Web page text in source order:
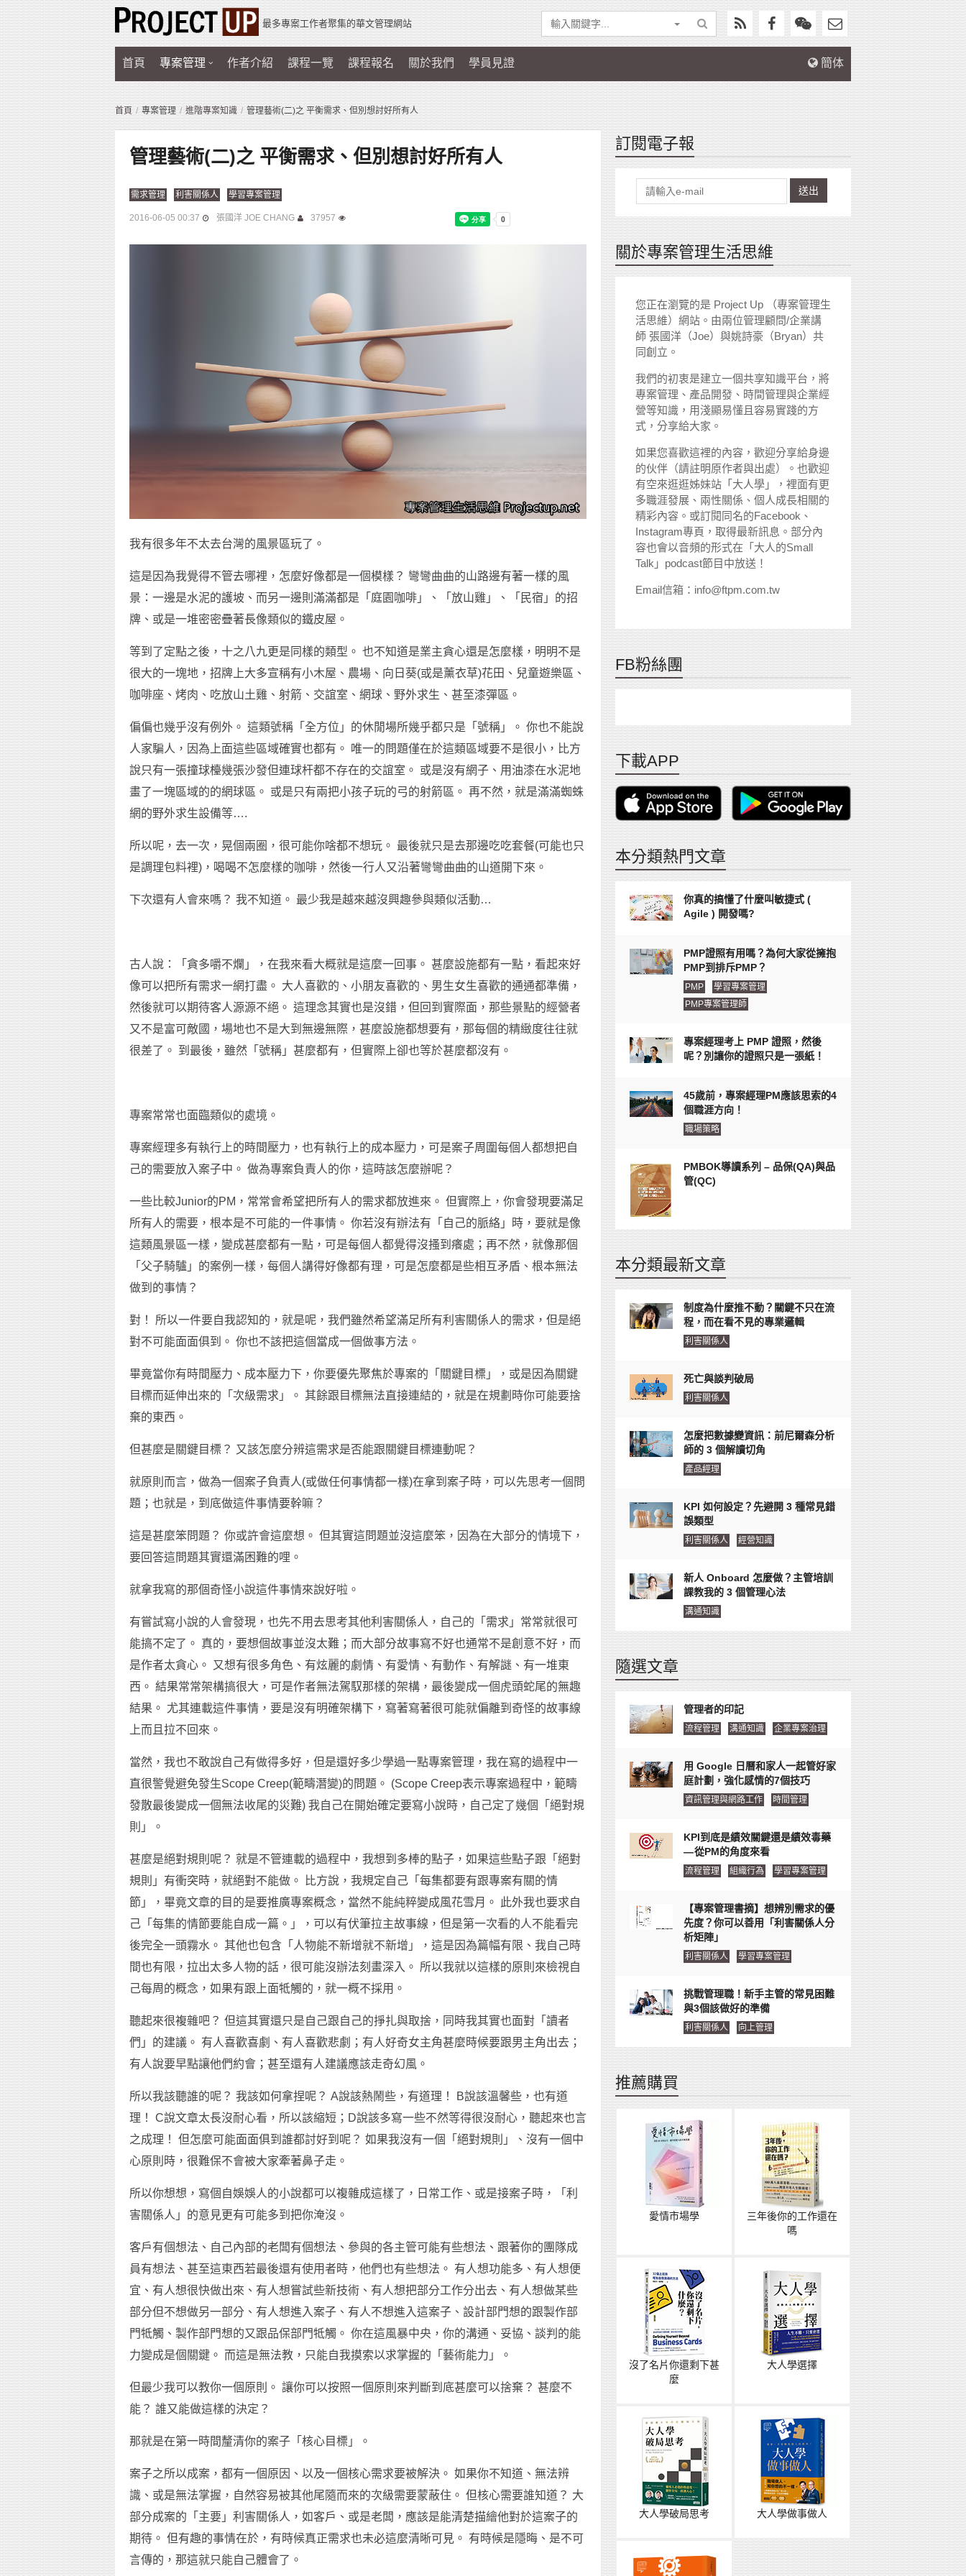
最多專案工作者聚集的華文管理網站
首頁 專案管理 作者介紹 課程一覽 課程報名 關於我們 學員見證 簡体
首頁 專案管理 進階專案知識 管理藝術(二)之 平衡需求、但別想討好所有人
管理藝術(二)之 平衡需求、但別想討好所有人
需求管理 利害關係人 學習專案管理
2016-06-05 00:37 張國洋 JOE CHANG 37957
我有很多年不太去台灣的風景區玩了。
這是因為我覺得不管去哪裡，怎麼好像都是一個模樣？ 彎彎曲曲的山路邊有著一樣的風
景：一邊是水泥的護坡、而另一邊則滿滿都是「庭園咖啡」、「放山雞」、「民宿」的招
牌、或是一堆密密疊著長像類似的鐵皮屋。
等到了定點之後，十之八九更是同樣的類型。 也不知道是業主貪心還是怎麼樣，明明不是
很大的一塊地，招牌上大多宣稱有小木屋、農場、向日葵(或是薰衣草)花田、兒童遊樂區、
咖啡座、烤肉、吃放山土雞、射箭、交誼室、網球、野外求生、甚至漆彈區。
偏偏也幾乎沒有例外。 這類號稱「全方位」的休閒場所幾乎都只是「號稱」。 你也不能說
人家騙人，因為上面這些區域確實也都有。 唯一的問題僅在於這類區域要不是很小，比方
說只有一張撞球檯幾張沙發但連球杆都不存在的交誼室。 或是沒有網子、用油漆在水泥地
畫了一塊區域的的網球區。 或是只有兩把小孩子玩的弓的射箭區。 再不然，就是滿滿蜘蛛
網的野外求生設備等….
所以呢，去一次，晃個兩圈，很可能你啥都不想玩。 最後就只是去那邊吃吃套餐(可能也只
是調理包料裡)，喝喝不怎麼樣的咖啡，然後一行人又沿著彎彎曲曲的山道開下來。
下次還有人會來嗎？ 我不知道。 最少我是越來越沒興趣參與類似活動…
古人說：「貪多嚼不爛」，在我來看大概就是這麼一回事。 甚麼設施都有一點，看起來好
像可以把所有需求一網打盡。 大人喜歡的、小朋友喜歡的、男生女生喜歡的通通都準備，
然後就可以期待客人源源不絕。 這理念其實也是沒錯，但回到實際面，那些景點的經營者
又不是富可敵國，場地也不是大到無邊無際，甚麼設施都想要有，那每個的精緻度往往就
很差了。 到最後，雖然「號稱」甚麼都有，但實際上卻也等於甚麼都沒有。
專案常常也面臨類似的處境。
專案經理多有執行上的時間壓力，也有執行上的成本壓力，可是案子周圍每個人都想把自
己的需要放入案子中。 做為專案負責人的你，這時該怎麼辦呢？
一些比較Junior的PM，常常會希望把所有人的需求都放進來。 但實際上，你會發現要滿足
所有人的需要，根本是不可能的一件事情。 你若沒有辦法有「自己的脈絡」時，要就是像
這類風景區一樣，變成甚麼都有一點，可是每個人都覺得沒搔到癢處；再不然，就像那個
「父子騎驢」的案例一樣，每個人講得好像都有理，可是怎麼都是些相互矛盾、根本無法
做到的事情？
對！ 所以一件要自我認知的，就是呢，我們雖然希望滿足所有利害關係人的需求，但是絕
對不可能面面俱到。 你也不該把這個當成一個做事方法。
畢竟當你有時間壓力、成本壓力下，你要優先聚焦於專案的「關鍵目標」，或是因為關鍵
目標而延伸出來的「次級需求」。 其餘跟目標無法直接連結的，就是在規劃時你可能要捨
棄的東西。
但甚麼是關鍵目標？ 又該怎麼分辨這需求是否能跟關鍵目標連動呢？
就原則而言，做為一個案子負責人(或做任何事情都一樣)在拿到案子時，可以先思考一個問
題；也就是，到底做這件事情要幹嘛？
這是甚麼笨問題？ 你或許會這麼想。 但其實這問題並沒這麼笨，因為在大部分的情境下，
要回答這問題其實還滿困難的哩。
就拿我寫的那個奇怪小說這件事情來說好啦。
有嘗試寫小說的人會發現，也先不用去思考其他利害關係人，自己的「需求」常常就很可
能搞不定了。 真的，要想個故事並沒太難；而大部分故事寫不好也通常不是創意不好，而
是作者太貪心。 又想有很多角色、有炫麗的劇情、有愛情、有動作、有解謎、有一堆東
西。 結果常常架構搞很大，可是作者無法駕馭那樣的架構，最後變成一個虎頭蛇尾的無趣
結果。 尤其連載這件事情，要是沒有明確架構下，寫著寫著很可能就偏離到奇怪的故事線
上而且拉不回來。
當然，我也不敢說自己有做得多好，但是還好多少學過一點專案管理，我在寫的過程中一
直很警覺避免發生Scope Creep(範疇潛變)的問題。 (Scope Creep表示專案過程中，範疇
發散最後變成一個無法收尾的災難) 我自己在開始確定要寫小說時，自己定了幾個「絕對規
則」。
甚麼是絕對規則呢？ 就是不管連載的過程中，我想到多棒的點子，如果這些點子跟「絕對
規則」有衝突時，就絕對不能做。 比方說，我規定自己「每集都要有跟專案有關的情
節」，畢竟文章的目的是要推廣專案概念，當然不能純粹變成風花雪月。 此外我也要求自
己「每集的情節要能自成一篇。」，可以有伏筆拉主故事線，但是第一次看的人不能看完
後完全一頭霧水。 其他也包含「人物能不新增就不新增」，這是因為篇幅有限、我自己時
間也有限，拉出太多人物的話，很可能沒辦法刻畫深入。 所以我就以這樣的原則來檢視自
己每周的概念，如果有跟上面牴觸的，就一概不採用。
聽起來很複雜吧？ 但這其實還只是自己跟自己的掙扎與取捨，同時我其實也面對「讀者
們」的建議。 有人喜歡喜劇、有人喜歡悲劇；有人好奇女主角甚麼時候要跟男主角出去；
有人說要早點讓他們約會；甚至還有人建議應該走奇幻風。
所以我該聽誰的呢？ 我該如何拿捏呢？ A說該熱鬧些，有道理！ B說該溫馨些，也有道
理！ C說文章太長沒耐心看，所以該縮短；D說該多寫一些不然等得很沒耐心，聽起來也言
之成理！ 但怎麼可能面面俱到誰都討好到呢？ 如果我沒有一個「絕對規則」、沒有一個中
心原則時，很難保不會被大家牽著鼻子走。
所以你想想，寫個自娛娛人的小說都可以複雜成這樣了，日常工作、或是接案子時，「利
害關係人」的意見更有可能多到把你淹沒。
客戶有個想法、自己內部的老闆有個想法、參與的各主管可能有些想法、跟著你的團隊成
員有想法、甚至這東西若最後還有使用者時，他們也有些想法。 有人想功能多、有人想便
宜、有人想很快做出來、有人想嘗試些新技術、有人想把部分工作分出去、有人想做某些
部分但不想做另一部分、有人想進入案子、有人不想進入這案子、設計部門想的跟製作部
門牴觸、製作部門想的又跟品保部門牴觸。 你在這風暴中央，你的溝通、妥協、談判的能
力變成是個關鍵。 而這是無法教，只能自我摸索以求掌握的「藝術能力」。
但最少我可以教你一個原則。 讓你可以按照一個原則來判斷到底甚麼可以捨棄？ 甚麼不
能？ 誰又能做這樣的決定？
那就是在第一時間釐清你的案子「核心目標」。
案子之所以成案，都有一個原因、以及一個核心需求要被解決。 如果你不知道、無法辨
識、或是無法掌握，自然容易被其他尾隨而來的次級需要蒙蔽住。 但核心需要誰知道？ 大
部分成案的「主要」利害關係人，如客戶、或是老闆，應該是能清楚描繪他對於這案子的
期待。 但有趣的事情在於，有時候真正需求也未必這麼清晰可見。 有時候是隱晦、是不可
言傳的，那這就只能自己體會了。
訂閱電子報
送出
關於專案管理生活思維
您正在瀏覽的是 Project Up （專案管理生
活思維）網站。由兩位管理顧問/企業講
師 張國洋（Joe）與姚詩豪（Bryan）共
同創立。
我們的初衷是建立一個共享知識平台，將
專案管理、產品開發、時間管理與企業經
營等知識，用淺顯易懂且容易實踐的方
式，分享給大家。
如果您喜歡這裡的內容，歡迎分享給身邊
的伙伴（請註明原作者與出處）。也歡迎
有空來逛逛姊妹站「大人學」，裡面有更
多職涯發展、兩性關係、個人成長相關的
精彩內容。或訂閱同名的Facebook、
Instagram專頁，取得最新訊息。部分內
容也會以音頻的形式在「大人的Small
Talk」podcast節目中放送！
Email信箱：info@ftpm.com.tw
FB粉絲團
下載APP
本分類熱門文章
你真的搞懂了什麼叫敏捷式 (
Agile ) 開發嗎?
PMP證照有用嗎？為何大家從擁抱
PMP到排斥PMP？
PMP
學習專案管理
PMP專案管理師
專案經理考上 PMP 證照，然後
呢？別讓你的證照只是一張紙！
45歲前，專案經理PM應該思索的4
個職涯方向！
職場策略
PMBOK導讀系列 – 品保(QA)與品
管(QC)
本分類最新文章
制度為什麼推不動？關鍵不只在流
程，而在看不見的專業邏輯
利害關係人
死亡與談判破局
利害關係人
怎麼把數據變資訊：前尼爾森分析
師的 3 個解讀切角
產品經理
KPI 如何設定？先避開 3 種常見錯
誤類型
利害關係人 經營知識
新人 Onboard 怎麼做？主管培訓
課教我的 3 個管理心法
溝通知識
隨選文章
管理者的印記
流程管理 溝通知識 企業專案治理
用 Google 日曆和家人一起管好家
庭計劃，強化感情的7個技巧
資訊管理與網路工作 時間管理
KPI到底是績效關鍵還是績效毒藥
— 從PM的角度來看
流程管理 組織行為 學習專案管理
【專案管理書摘】想辨別需求的優
先度？你可以善用「利害關係人分
析矩陣」
利害關係人 學習專案管理
挑戰管理職！新手主管的常見困難
與3個該做好的準備
利害關係人 向上管理
推薦購買
愛情市場學
三年後你的工作還在
嗎
沒了名片你還剩下甚
麼
大人學選擇
大人學破局思考 大人學做事做人